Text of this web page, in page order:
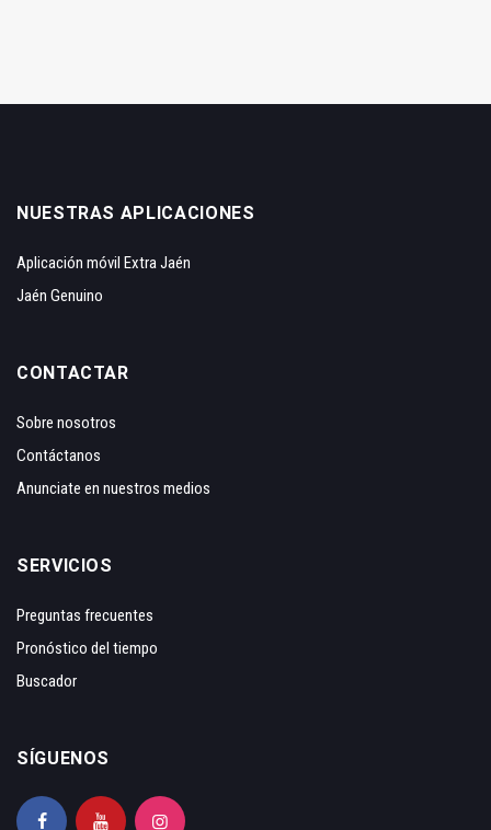
NUESTRAS APLICACIONES
Aplicación móvil Extra Jaén
Jaén Genuino
CONTACTAR
Sobre nosotros
Contáctanos
Anunciate en nuestros medios
SERVICIOS
Preguntas frecuentes
Pronóstico del tiempo
Buscador
SÍGUENOS